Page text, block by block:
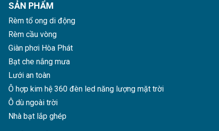
SẢN PHẨM
Rèm tổ ong di động
Rèm cầu vòng
Giàn phơi Hòa Phát
Bạt che nắng mưa
Lưới an toàn
Ô hợp kim hệ 360 đèn led năng lượng mặt trời
Ô dù ngoài trời
Nhà bạt lắp ghép